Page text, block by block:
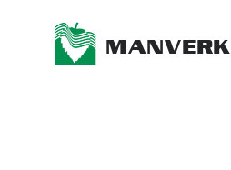
MANVERK